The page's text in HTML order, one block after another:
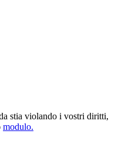
stia violando i vostri diritti,
modulo.